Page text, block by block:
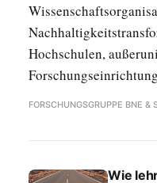
Hochschulen,
FORSCHUNGSGRUPPE BNE &
Wie